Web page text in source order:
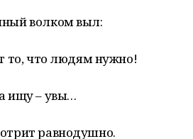
волком выл:
то, что людям нужно!
ищу – увы…
равнодушно.